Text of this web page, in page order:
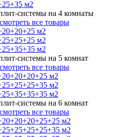
м2
системы на 4 комнаты
все товары
м2
м2
м2
системы на 5 комнат
все товары
м2
м2
м2
системы на 6 комнат
все товары
м2
м2